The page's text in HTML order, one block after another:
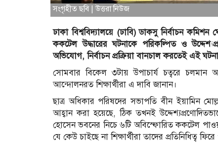
সংগৃহীত ছবি | উত্তরা নিউজ
ঢাকা বিশ্ববিদ্যালয়ে (ঢাবি) ডাকসু নির্বাচন
ককটেল উদ্ধারের ঘটনাকে পরিকল্পিত ও
অভিযোগ, নির্বাচন প্রক্রিয়া বানচাল করতেই এই
সোমবার বিকেল ৩টায় উপাচার্য চত্বরে
আন্দোলনরত শিক্ষার্থীরা এ দাবি জানান।
ছাত্র অধিকার পরিষদের সভাপতি বীন ইয়ামিন
আহ্বান করা হয়েছে, ঠিক তখনই
হোসেন ভবনের নিচে ৬টি অবিস্ফোরিত ককটেল
যে কেউ চাইছে না শিক্ষার্থীরা তাদের প্রতিনিধিত্ব